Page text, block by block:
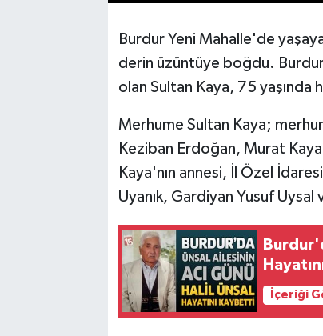
Burdur Yeni Mahalle'de
derin üzüntüye boğdu.
olan Sultan Kaya, 75 yaşında
Merhume Sultan Kaya;
Keziban Erdoğan, Murat
Kaya'nın annesi, İl Özel
Uyanık, Gardiyan Yusuf
İçeriği